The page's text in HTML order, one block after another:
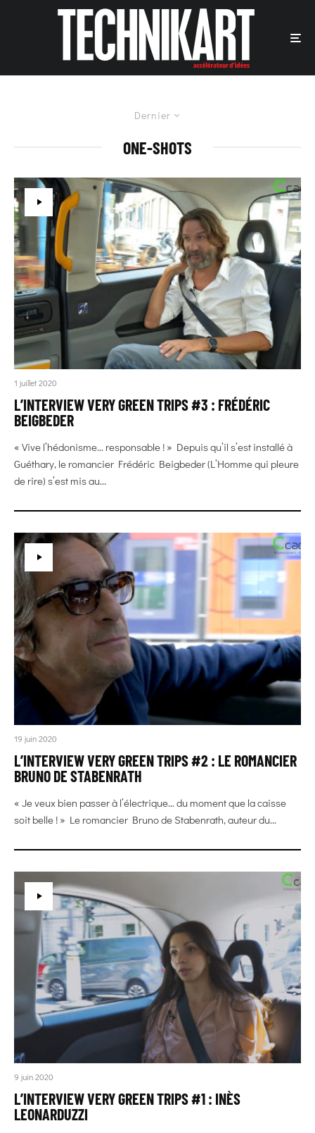
Dernier
ONE-SHOTS
1 juillet 2020
L’INTERVIEW VERY GREEN TRIPS #3 : FRÉDÉRIC
BEIGBEDER
« Vive l’hédonisme… responsable ! » Depuis qu’il s’est installé à
Guéthary, le romancier Frédéric Beigbeder (L’Homme qui pleure
de rire) s’est mis au...
19 juin 2020
L’INTERVIEW VERY GREEN TRIPS #2 : LE ROMANCIER
BRUNO DE STABENRATH
« Je veux bien passer à l’électrique… du moment que la caisse
soit belle ! » Le romancier Bruno de Stabenrath, auteur du...
9 juin 2020
L’INTERVIEW VERY GREEN TRIPS #1 : INÈS
LEONARDUZZI